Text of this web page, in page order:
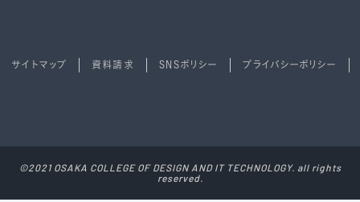
サイトマップ 資料請求 SNSポリシー プライバシーポリシー
©2021 OSAKA COLLEGE OF DESIGN AND IT TECHNOLOGY. all rights
reserved.